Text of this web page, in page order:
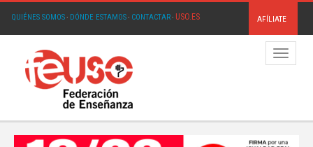
QUIÉNES SOMOS· DÓNDE ESTAMOS· CONTACTAR· USO.ES AFÍLIATE
Menú